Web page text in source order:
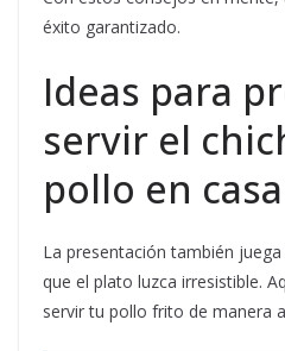
éxito garantizado.
Ideas para
servir el
pollo en casa
La presentación también
que el plato luzca irresistible.
servir tu pollo frito de manera